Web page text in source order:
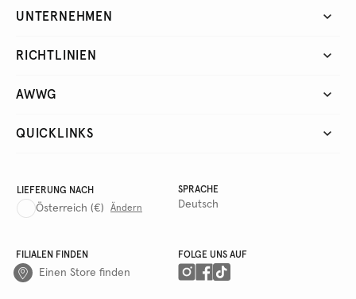
UNTERNEHMEN
RICHTLINIEN
AWWG
QUICKLINKS
LIEFERUNG NACH
Österreich (€) Ändern
SPRACHE
Deutsch
FILIALEN FINDEN
Einen Store finden
FOLGE UNS AUF